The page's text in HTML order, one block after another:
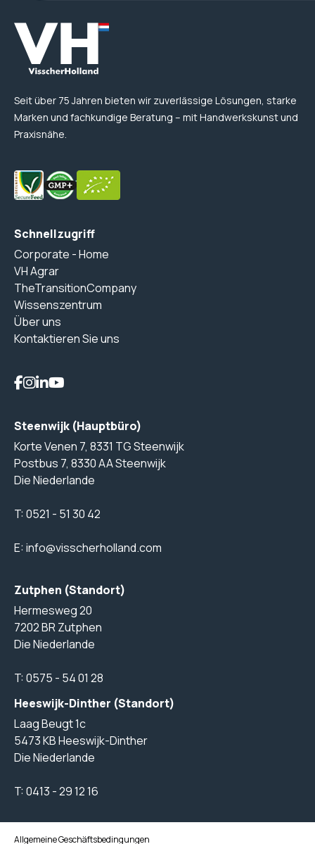
Seit über 75 Jahren bieten wir zuverlässige Lösungen, starke
Marken und fachkundige Beratung – mit Handwerkskunst und
Praxisnähe.
Schnellzugriff
Corporate - Home
VH Agrar
TheTransitionCompany
Wissenszentrum
Über uns
Kontaktieren Sie uns
Steenwijk (Hauptbüro)
Korte Venen 7, 8331 TG Steenwijk
Postbus 7, 8330 AA Steenwijk
Die Niederlande
T:0521 - 51 30 42
E:info@visscherholland.com
Zutphen (Standort)
Hermesweg 20
7202 BR Zutphen
Die Niederlande
T:0575 - 54 01 28
Heeswijk-Dinther (Standort)
Laag Beugt 1c
5473 KB Heeswijk-Dinther
Die Niederlande
T:0413 - 29 12 16
Allgemeine Geschäftsbedingungen